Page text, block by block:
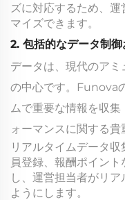
ズに対応するため、
マイズできます。
2. 包括的なデータ制
データは、現代のア
の中心です。Funova
ムで重要な情報を収
ォーマンスに関する貴
リアルタイムデータ
員登録、報酬ポイン
し、運営担当者がリ
ようにします。